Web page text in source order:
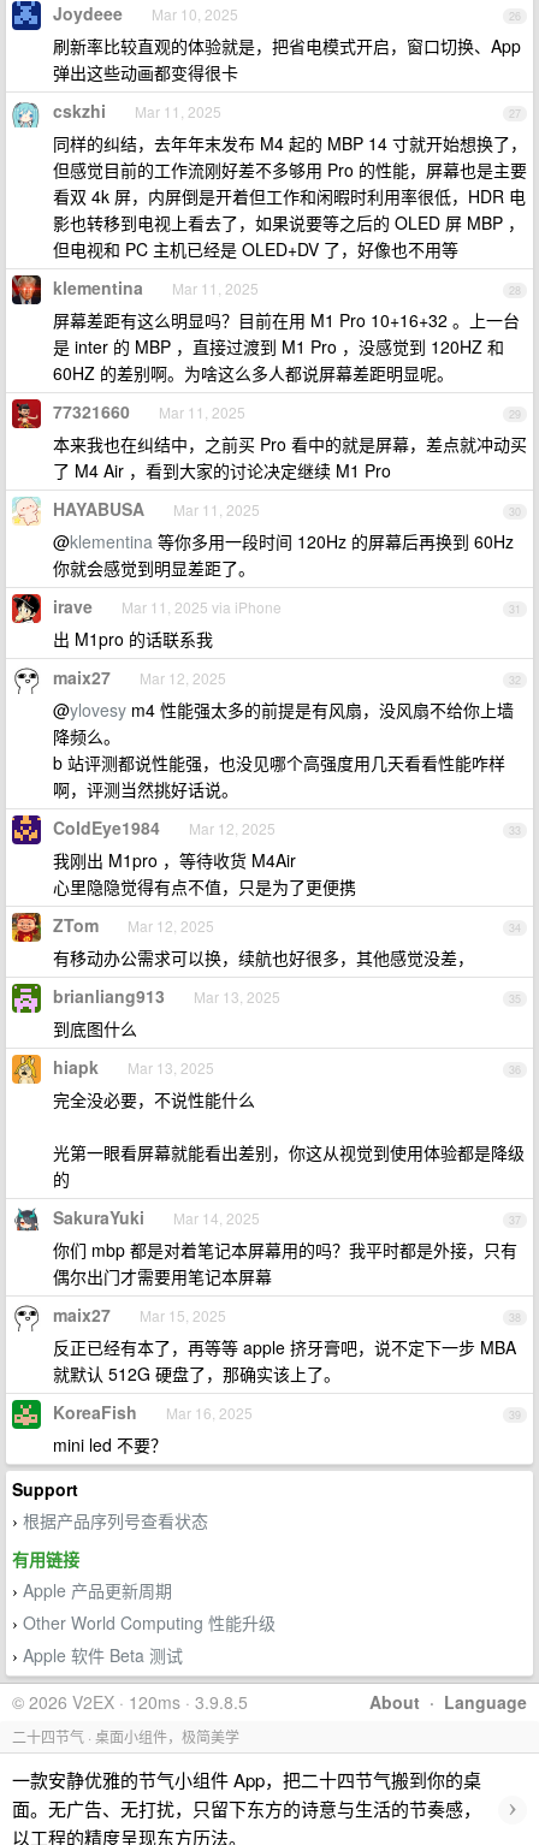
26
Joydeee Mar 10, 2025
刷新率比较直观的体验就是，把省电模式开启，窗口切换、App
弹出这些动画都变得很卡
27
cskzhi Mar 11, 2025
同样的纠结，去年年末发布 M4 起的 MBP 14 寸就开始想换了，
但感觉目前的工作流刚好差不多够用 Pro 的性能，屏幕也是主要
看双 4k 屏，内屏倒是开着但工作和闲暇时利用率很低，HDR 电
影也转移到电视上看去了，如果说要等之后的 OLED 屏 MBP ，
但电视和 PC 主机已经是 OLED+DV 了，好像也不用等
28
klementina Mar 11, 2025
屏幕差距有这么明显吗？目前在用 M1 Pro 10+16+32 。上一台
是 inter 的 MBP ，直接过渡到 M1 Pro ，没感觉到 120HZ 和
60HZ 的差别啊。为啥这么多人都说屏幕差距明显呢。
29
77321660 Mar 11, 2025
本来我也在纠结中，之前买 Pro 看中的就是屏幕，差点就冲动买
了 M4 Air ，看到大家的讨论决定继续 M1 Pro
30
HAYABUSA Mar 11, 2025
@klementina 等你多用一段时间 120Hz 的屏幕后再换到 60Hz
你就会感觉到明显差距了。
31
irave Mar 11, 2025 via iPhone
出 M1pro 的话联系我
32
maix27 Mar 12, 2025
@ylovesy m4 性能强太多的前提是有风扇，没风扇不给你上墙
降频么。
b 站评测都说性能强，也没见哪个高强度用几天看看性能咋样
啊，评测当然挑好话说。
33
ColdEye1984 Mar 12, 2025
我刚出 M1pro ，等待收货 M4Air
心里隐隐觉得有点不值，只是为了更便携
34
ZTom Mar 12, 2025
有移动办公需求可以换，续航也好很多，其他感觉没差，
35
brianliang913 Mar 13, 2025
到底图什么
36
hiapk Mar 13, 2025
完全没必要，不说性能什么
光第一眼看屏幕就能看出差别，你这从视觉到使用体验都是降级
的
37
SakuraYuki Mar 14, 2025
你们 mbp 都是对着笔记本屏幕用的吗？我平时都是外接，只有
偶尔出门才需要用笔记本屏幕
38
maix27 Mar 15, 2025
反正已经有本了，再等等 apple 挤牙膏吧，说不定下一步 MBA
就默认 512G 硬盘了，那确实该上了。
39
KoreaFish Mar 16, 2025
mini led 不要？
Support
› 根据产品序列号查看状态
有用链接
› Apple 产品更新周期
› Other World Computing 性能升级
› Apple 软件 Beta 测试
About · Language
© 2026 V2EX · 120ms · 3.9.8.5
二十四节气 · 桌面小组件，极简美学
一款安静优雅的节气小组件 App，把二十四节气搬到你的桌
面。无广告、无打扰，只留下东方的诗意与生活的节奏感，
以工程的精度呈现东方历法。
›